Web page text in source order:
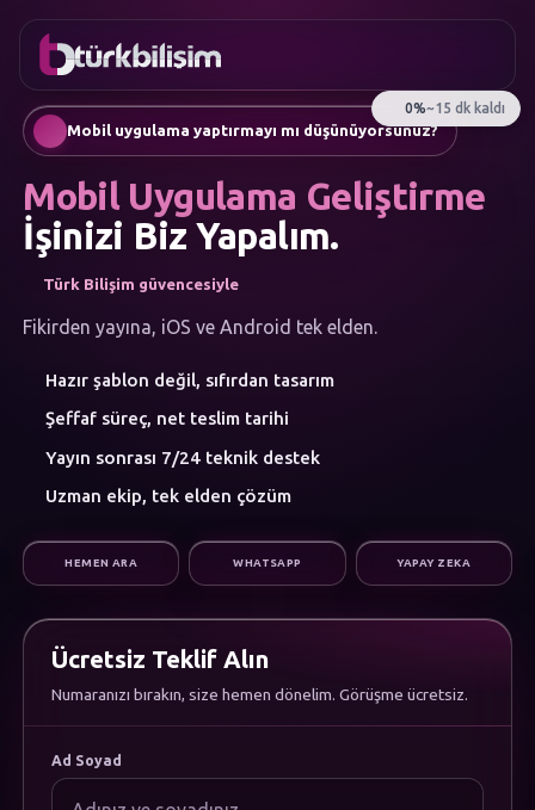
FAVORILER
Mobil Uygulama
AI Chatbot & Müşteri Asistanları
Sosyal Medya Yönetimi
Google Ads & Performans Pazarlaması
E-Ticaret
Yapay Zeka
Atölye
KATEGORILERI
Web Yazılım
Mobil Uygulama
Dijital Pazarlama
Hakkımızda
Kariyer
Dökümanlar
Uygulamamızı İndirin
Gizlilik Politikası
Çerez Politikası
0216
755 3
555 Mobil uygulama yaptırmayı mı düşünüyorsunuz?
Mobil Uygulama Geliştirme
İşinizi Biz Yapalım.
Türk Bilişim güvencesiyle
Fikirden yayına, iOS ve Android tek elden.
Hazır şablon değil, sıfırdan tasarım
Şeffaf süreç, net teslim tarihi
Yayın sonrası 7/24 teknik destek
Uzman ekip, tek elden çözüm
HEMEN ARA WHATSAPP YAPAY ZEKA
Ücretsiz Teklif Alın
Numaranızı bırakın, size hemen dönelim. Görüşme ücretsiz.
Ad Soyad